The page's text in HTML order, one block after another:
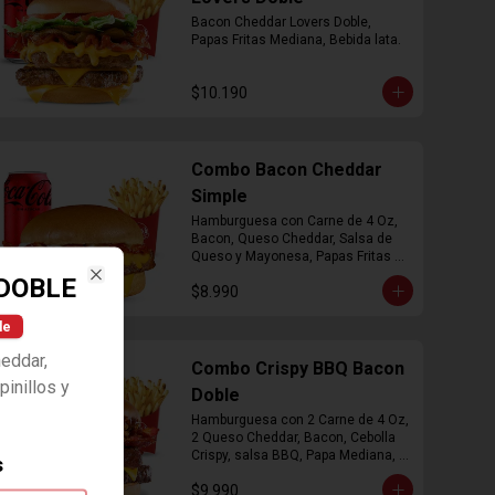
Bacon Cheddar Lovers Doble,
Papas Fritas Mediana, Bebida lata.
$10.190
Combo Bacon Cheddar
Simple
Hamburguesa con Carne de 4 Oz,
Bacon, Queso Cheddar, Salsa de
Queso y Mayonesa, Papas Fritas
$8.990
Combo Crispy BBQ Bacon
Doble
Hamburguesa con 2 Carne de 4 Oz,
2 Queso Cheddar, Bacon, Cebolla
Crispy, salsa BBQ, Papa Mediana,
$9.990
y
Close